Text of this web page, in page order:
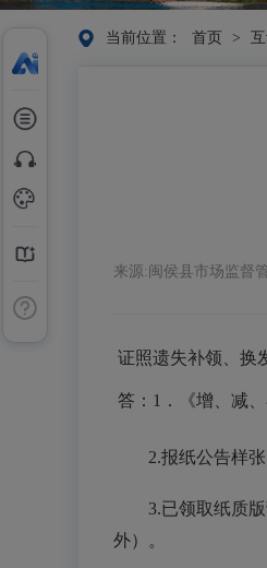
当前位置： 首页 >
来源:闽侯县市场监督
证照遗失补领、换
答： 1 ．《增、减
2.报纸公告样
3.已领取纸质
外）。